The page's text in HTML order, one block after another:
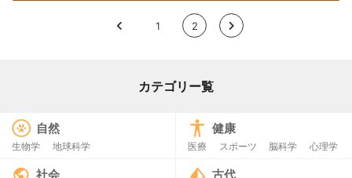
< 1 2 >
カテゴリー覧
自然
生物学 地球科学
健康
医療 スポーツ 脳科学 心理学
社会 古代